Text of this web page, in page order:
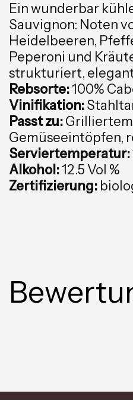
Ein wunderbar
Sauvignon: Noten
Heidelbeeren,
Peperoni und
strukturiert,
Rebsorte:100%
Vinifikation:
Passt zu:
Gemüseeintöpfen,
Serviertemperatur:
Alkohol:12.5 Vol %
Zertifizierung: